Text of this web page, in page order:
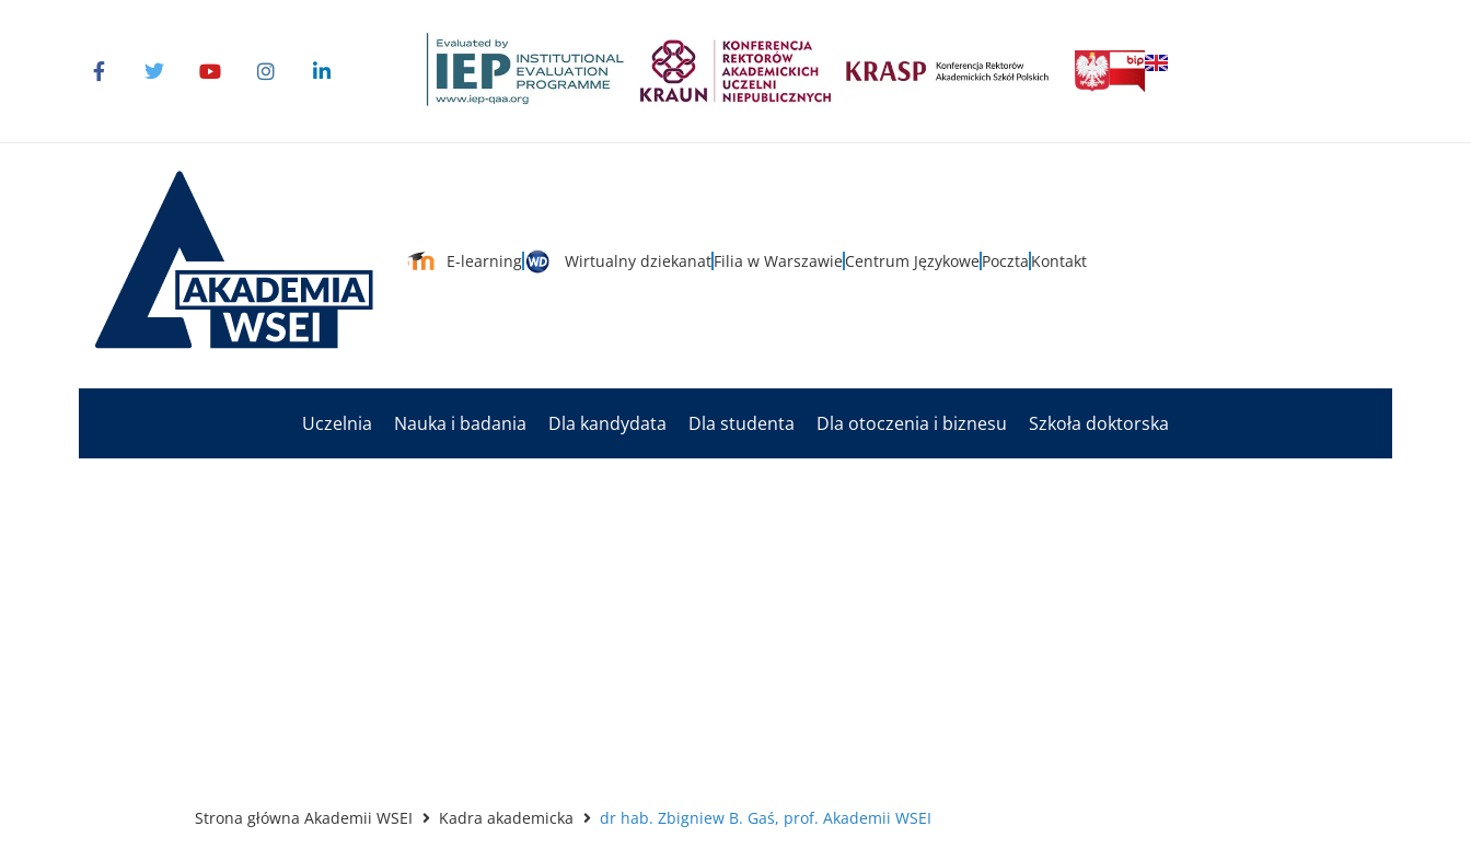
E-learning Wirtualny dziekanatFilia w WarszawieCentrum JęzykowePoczta Kontakt
Uczelnia Nauka i badania Dla kandydata Dla studenta Dla otoczenia i biznesu Szkoła doktorska
Strona główna Akademii WSEI Kadra akademicka dr hab. Zbigniew B. Gaś, prof. Akademii WSEI